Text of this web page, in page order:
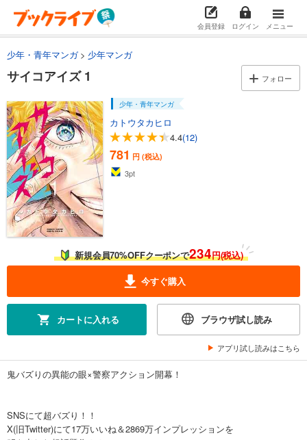
会員登録 ログイン メニュー
少年・青年マンガ 少年マンガ
サイコアイズ 1 フォロー
少年・青年マンガ
カトウタカヒロ
4.4(12)
781 円 (税込)
3pt
新規会員70%OFFクーポンで234円(税込)
今すぐ購入
カートに入れる ブラウザ試し読み
アプリ試し読みはこちら
鬼バズりの異能の眼×警察アクション開幕！
SNSにて超バズり！！
X(旧Twitter)にて17万いいね＆2869万インプレッションを